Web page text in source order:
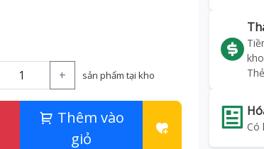
+ sản phẩm tại kho
Thêm vào
giỏ
Có